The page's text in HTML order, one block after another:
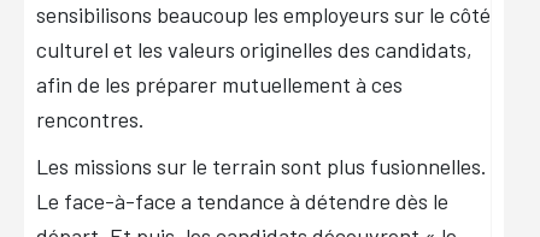
sensibilisons beaucoup les employeurs sur le côté
culturel et les valeurs originelles des candidats,
afin de les préparer mutuellement à ces
rencontres.
Les missions sur le terrain sont plus fusionnelles.
Le face-à-face a tendance à détendre dès le